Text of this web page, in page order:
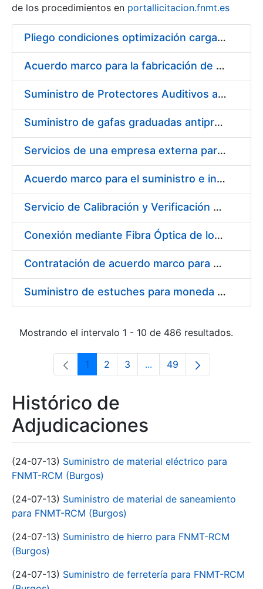
de los procedimientos en portallicitacion.fnmt.es
Pliego condiciones optimización cargas compras firmado
Acuerdo marco para la fabricación de piezas
Suministro de Protectores Auditivos a medida para las personas trabajadoras de los Centros de Trabajo de Madrid y Burgos
Suministro de gafas graduadas antiproyecciones para los trabajadores de la FNMT-RCM en los centros de trabajo de Madrid y Burgos
Servicios de una empresa externa para el asesoramiento y resolución de los recursos de alzada que se presentan relacionados con procesos de selección para la FNMT-RCM
Acuerdo marco para el suministro e instalación de persianas, estores y otros complementos
Servicio de Calibración y Verificación Externa de los Equipos de Medición del Servicio de Prevención de la FNMT-RCM
Conexión mediante Fibra Óptica de los Centros de Proceso de Datos (CPDs) de las sedes de la FNMT-RCM de Burgos y Madrid
Contratación de acuerdo marco para el Suministro de Material de Electricidad para la Fábrica Nacional de Moneda y Timbre-Real Casa de la Moneda en su centro de trabajo de Burgos
Suministro de estuches para moneda de 30 €
Mostrando el intervalo 1 - 10 de 486 resultados.
Página
1 Página
2 Página
3 ...Páginas intermedias Use
Página
49
Histórico de
Adjudicaciones
(24-07-13) Suministro de material eléctrico para
FNMT-RCM (Burgos)
(24-07-13) Suministro de material de saneamiento
para FNMT-RCM (Burgos)
(24-07-13) Suministro de hierro para FNMT-RCM
(Burgos)
(24-07-13) Suministro de ferretería para FNMT-RCM